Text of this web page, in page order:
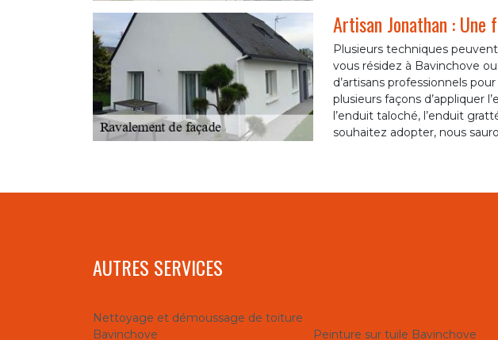
Artisan Jonathan : Une
Plusieurs techniques
vous résidez à Bavinchove
d’artisans professionnels
plusieurs façons d’appliquer
l’enduit taloché, l’enduit
souhaitez adopter, nous
AUTRES SERVICES
Nettoyage et démoussage de toiture
Bavinchove
Peinture sur tuile Bavinchove